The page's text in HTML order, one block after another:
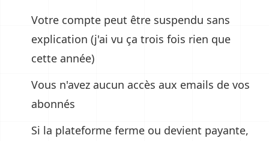
Votre compte peut être suspendu sans
explication (j'ai vu ça trois fois rien que
cette année)
Vous n'avez aucun accès aux emails de vos
abonnés
Si la plateforme ferme ou devient payante,